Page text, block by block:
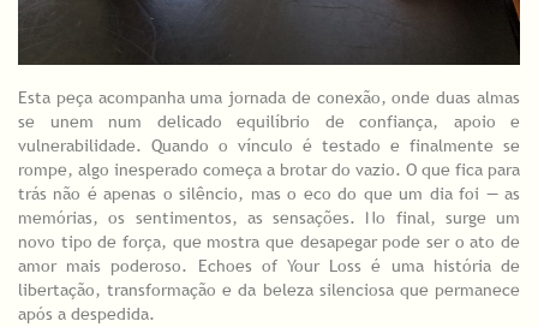
Esta peça acompanha uma jornada de conexão, onde duas almas
se unem num delicado equilíbrio de confiança, apoio e
vulnerabilidade. Quando o vínculo é testado e finalmente se
rompe, algo inesperado começa a brotar do vazio. O que fica para
trás não é apenas o silêncio, mas o eco do que um dia foi — as
memórias, os sentimentos, as sensações. No final, surge um
novo tipo de força, que mostra que desapegar pode ser o ato de
amor mais poderoso. Echoes of Your Loss é uma história de
libertação, transformação e da beleza silenciosa que permanece
após a despedida.